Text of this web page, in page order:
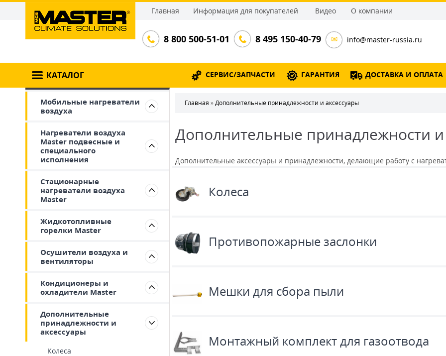
Главная Информация для покупателей Видео О компании
8 800 500-51-01 8 495 150-40-79 info@master-russia.ru
КАТАЛОГ СЕРВИС/ЗАПЧАСТИ ГАРАНТИЯ ДОСТАВКА И ОПЛАТА
Мобильные нагреватели
воздуха
Нагреватели воздуха
Master подвесные и
специального
исполнения
Стационарные
нагреватели воздуха
Master
Жидкотопливные
горелки Master
Осушители воздуха и
вентиляторы
Кондиционеры и
охладители Master
Дополнительные
принадлежности и
аксессуары
Колеса
Главная »Дополнительные принадлежности и аксессуары
Дополнительные принадлежности и
Дополнительные аксессуары и принадлежности, делающие работу с
Колеса
Противопожарные заслонки
Мешки для сбора пыли
Монтажный комплект для газоотвода